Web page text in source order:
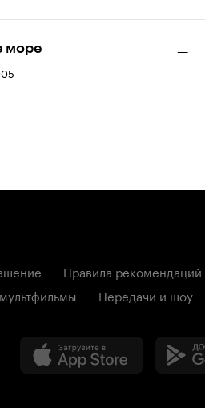
море —
Правила рекомендаций
Передачи и шоу